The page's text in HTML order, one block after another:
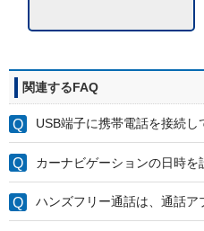
関連するFAQ
USB端子に携帯電話を接続し
カーナビゲーションの日時を
ハンズフリー通話は、通話ア